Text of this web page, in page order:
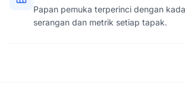
Papan pemuka terperinci dengan
serangan dan metrik setiap tapak.